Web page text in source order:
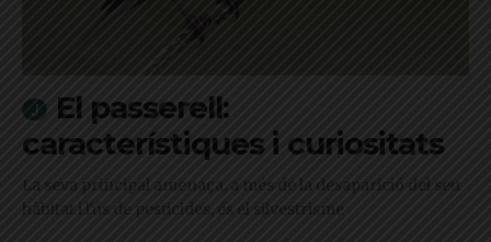
El passerell:
característiques i curiositats
La seva principal amenaça, a més de la desaparició del seu
hàbitat i l'ús de pesticides, és el silvestrisme